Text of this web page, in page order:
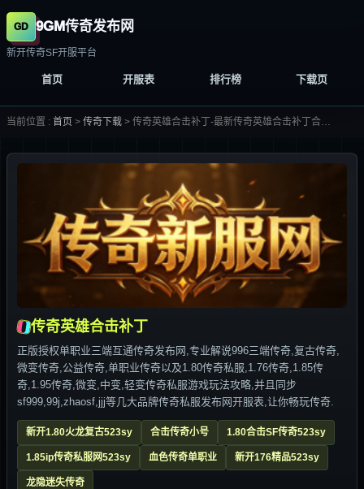
9GM传奇发布网
新开传奇SF开服平台
首页 开服表 排行榜 下载页
当前位置 : 首页 > 传奇下载 > 传奇英雄合击补丁-最新传奇英雄合击补丁合集大全-
传奇英雄合击补丁
正版授权单职业三端互通传奇发布网,专业解说996三端传奇,复古传奇,
微变传奇,公益传奇,单职业传奇以及1.80传奇私服,1.76传奇,1.85传
奇,1.95传奇,微变,中变,轻变传奇私服游戏玩法攻略,并且同步
sf999,99j,zhaosf,jjj等几大品牌传奇私服发布网开服表,让你畅玩传奇.
新开1.80火龙复古523sy 合击传奇小号 1.80合击SF传奇523sy
1.85ip传奇私服网523sy 血色传奇单职业 新开176精品523sy
龙隐迷失传奇